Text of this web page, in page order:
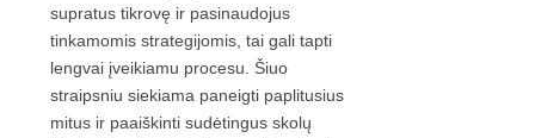
supratus tikrovę ir pasinaudojus
tinkamomis strategijomis, tai gali tapti
lengvai įveikiamu procesu. Šiuo
straipsniu siekiama paneigti paplitusius
mitus ir paaiškinti sudėtingus skolų